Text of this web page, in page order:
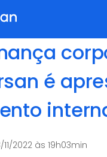
é
11/2022 às 19h03min